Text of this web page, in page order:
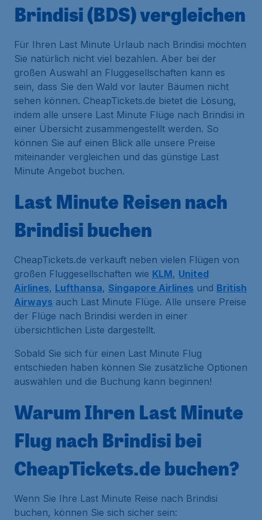
Brindisi (BDS) vergleichen
Für Ihren Last Minute Urlaub nach Brindisi möchten
Sie natürlich nicht viel bezahlen. Aber bei der
großen Auswahl an Fluggesellschaften kann es
sein, dass Sie den Wald vor lauter Bäumen nicht
sehen können. CheapTickets.de bietet die Lösung,
indem alle unsere Last Minute Flüge nach Brindisi in
einer Übersicht zusammengestellt werden. So
können Sie auf einen Blick alle unsere Preise
miteinander vergleichen und das günstige Last
Minute Angebot buchen.
Last Minute Reisen nach
Brindisi buchen
CheapTickets.de verkauft neben vielen Flügen von
großen Fluggesellschaften wie KLM, United
Airlines, Lufthansa, Singapore Airlines und British
Airways auch Last Minute Flüge. Alle unsere Preise
der Flüge nach Brindisi werden in einer
übersichtlichen Liste dargestellt.
Sobald Sie sich für einen Last Minute Flug
entschieden haben können Sie zusätzliche Optionen
auswählen und die Buchung kann beginnen!
Warum Ihren Last Minute
Flug nach Brindisi bei
CheapTickets.de buchen?
Wenn Sie Ihre Last Minute Reise nach Brindisi
buchen, können Sie sich sicher sein: